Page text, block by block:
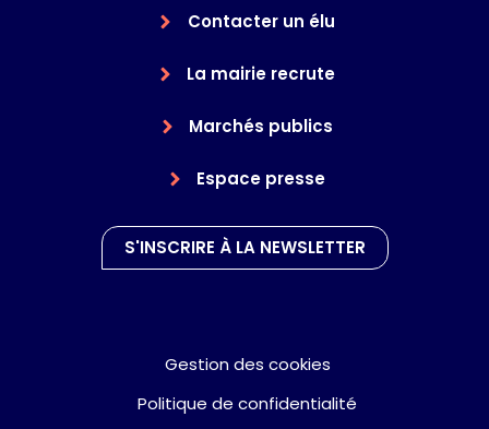
Contacter un élu
La mairie recrute
Marchés publics
Espace presse
S'INSCRIRE À LA NEWSLETTER
Gestion des cookies
Politique de confidentialité